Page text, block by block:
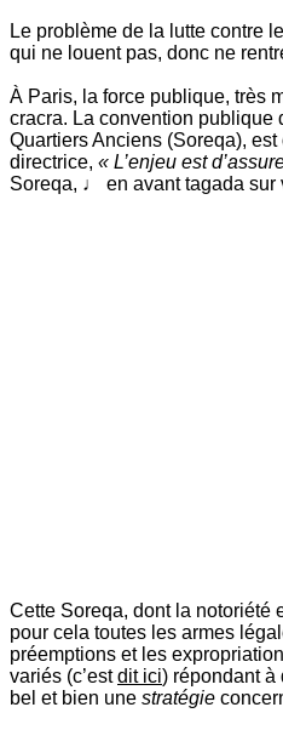
Le problème de la lutte contre
qui ne louent pas, donc ne
À Paris, la force publique, très
cracra. La convention publique
Quartiers Anciens (Soreqa),
directrice, « L’enjeu est
Soreqa, ♩ en avant tagada
Cette Soreqa, dont la notoriété
pour cela toutes les armes
préemptions et les
variés (c’estdit ici) répondant à
bel et bien une stratégie